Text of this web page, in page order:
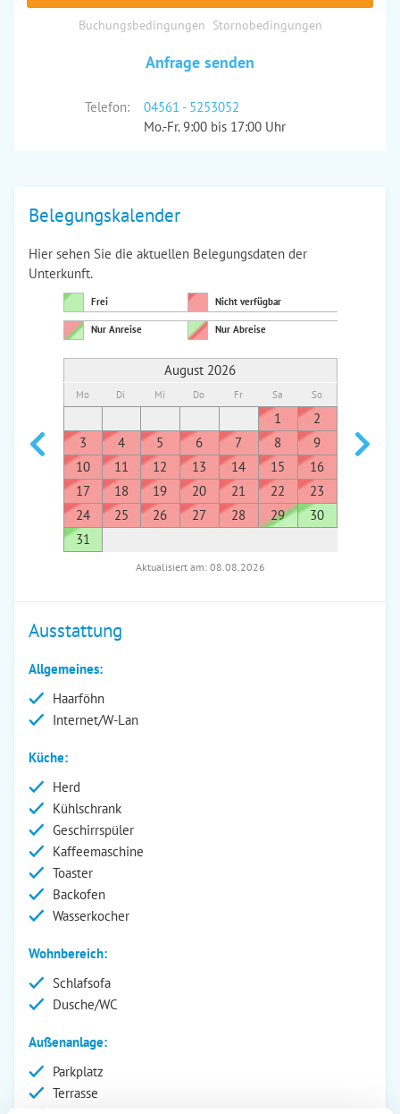
Buchungsbedingungen Stornobedingungen
Anfrage senden
Telefon:
04561 - 5253052
Mo.-Fr. 9:00 bis 17:00 Uhr
Belegungskalender
Hier sehen Sie die aktuellen Belegungsdaten der
Unterkunft.
Frei Nicht verfügbar
Nur Anreise Nur Abreise
August 2026
Mo Di Mi Do Fr Sa So
1
2
3
4 5 6 7 8
9
10
11 12 13 14 15
16
17
18 19 20 21 22
23
24
25 26 27 28 29
30
31
7
Aktualisiert am: 08.08.2026
Ausstattung
Allgemeines:
Haarföhn
Internet/W-Lan
Küche:
Herd
Kühlschrank
Geschirrspüler
Kaffeemaschine
Toaster
Backofen
Wasserkocher
Wohnbereich:
Schlafsofa
Dusche/WC
Außenanlage:
Parkplatz
Terrasse